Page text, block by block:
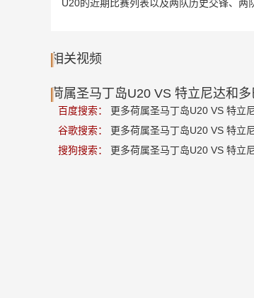
U20的近期比赛列表以及两队历史交锋、两
相关视频
荷属圣马丁岛U20 VS 特立尼达和
百度搜索：
更多荷属圣马丁岛U20 VS 特立
谷歌搜索：
更多荷属圣马丁岛U20 VS 特立
搜狗搜索：
更多荷属圣马丁岛U20 VS 特立